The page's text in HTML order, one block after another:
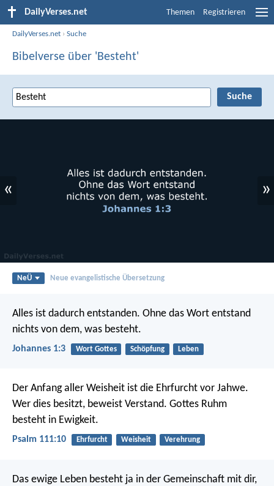
DailyVerses.net Themen Registrieren
DailyVerses.net ›Suche
Bibelverse über 'Besteht'
« »
NeÜ Neue evangelistische Übersetzung
Alles ist dadurch entstanden. Ohne das Wort entstand
nichts von dem, was besteht.
Johannes 1:3 Wort Gottes Schöpfung Leben
Der Anfang aller Weisheit ist die Ehrfurcht vor Jahwe.
Wer dies besitzt, beweist Verstand. Gottes Ruhm
besteht in Ewigkeit.
Psalm 111:10 Ehrfurcht Weisheit Verehrung
Das ewige Leben besteht ja in der Gemeinschaft mit dir,